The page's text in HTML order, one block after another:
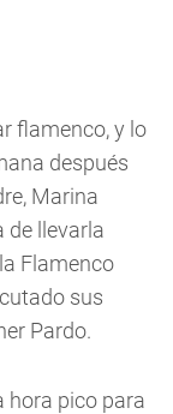
flamenco, y lo
después
Marina
de llevarla
Flamenco
sus
Pardo.
hora pico para